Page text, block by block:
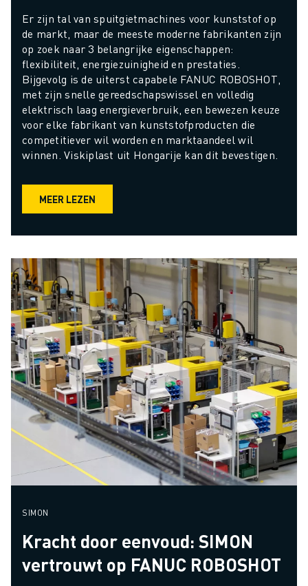
Er zijn tal van spuitgietmachines voor kunststof op
de markt, maar de meeste moderne fabrikanten zijn
op zoek naar 3 belangrijke eigenschappen:
flexibiliteit, energiezuinigheid en prestaties.
Bijgevolg is de uiterst capabele FANUC ROBOSHOT,
met zijn snelle gereedschapswissel en volledig
elektrisch laag energieverbruik, een bewezen keuze
voor elke fabrikant van kunststofproducten die
competitiever wil worden en marktaandeel wil
winnen. Viskiplast uit Hongarije kan dit bevestigen.
MEER LEZEN
SIMON
Kracht door eenvoud: SIMON
vertrouwt op FANUC ROBOSHOT